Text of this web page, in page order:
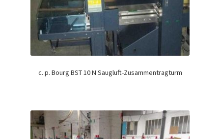
c. p. Bourg BST 10 N Saugluft-Zusammentragturm